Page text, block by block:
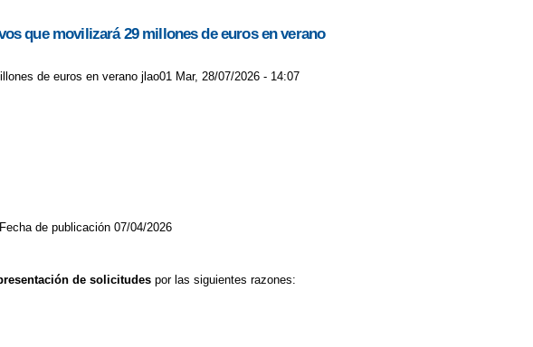
que movilizará 29 millones de euros en verano
de euros en verano jlao01 Mar, 28/07/2026 - 14:07
de publicación 07/04/2026
de solicitudes por las siguientes razones: